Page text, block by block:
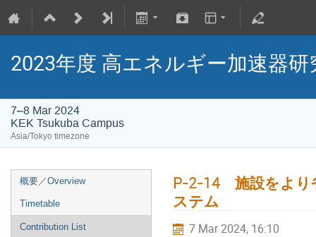
2023年度 高エネルギー加速器
7–8 Mar 2024
KEK Tsukuba Campus
Asia/Tokyo timezone
概要／Overview
Timetable
Contribution List
P-2-14 施設をより
ステム
7 Mar 2024, 16:10